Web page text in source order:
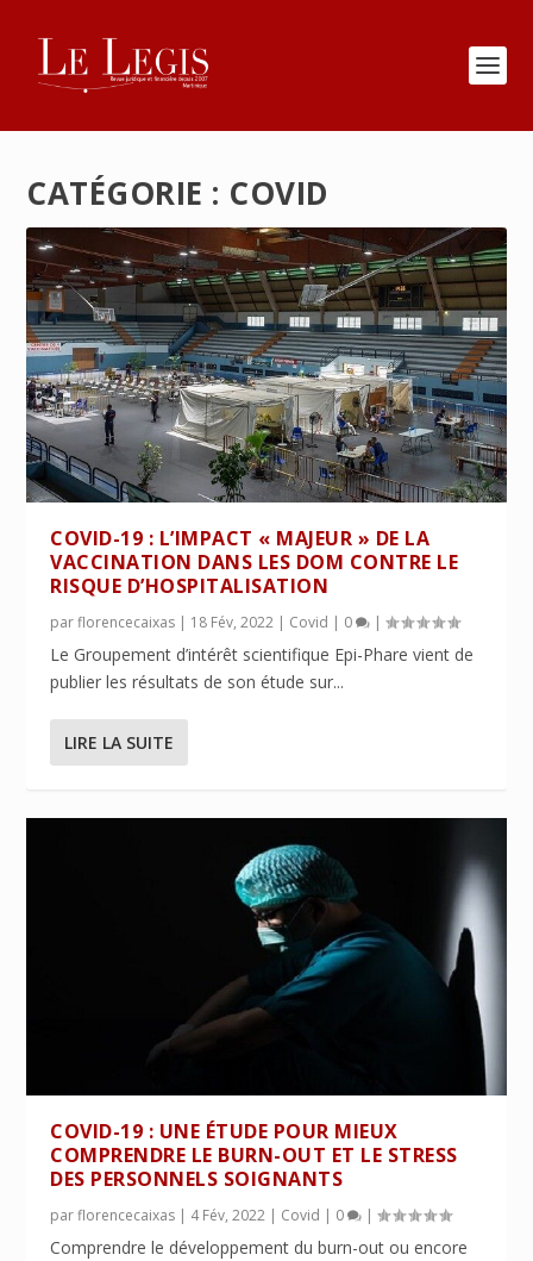
CATÉGORIE : COVID
COVID-19 : L’IMPACT « MAJEUR » DE LA
VACCINATION DANS LES DOM CONTRE LE
RISQUE D’HOSPITALISATION
parflorencecaixas 18 Fév, 2022 Covid 0 |
Le Groupement d’intérêt scientifique Epi-Phare vient de
publier les résultats de son étude sur...
LIRE LA SUITE
COVID-19 : UNE ÉTUDE POUR MIEUX
COMPRENDRE LE BURN-OUT ET LE STRESS
DES PERSONNELS SOIGNANTS
parflorencecaixas | 4 Fév, 2022 | Covid | 0 |
Comprendre le développement du burn-out ou encore